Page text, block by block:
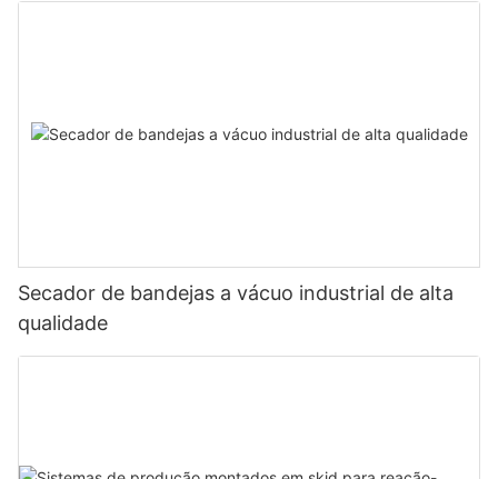
Secador de bandejas a vácuo industrial de alta
qualidade